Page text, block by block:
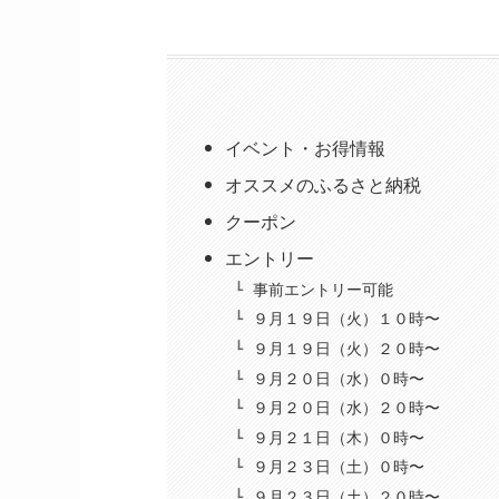
イベント・お得情報
オススメのふるさと納税
クーポン
エントリー
事前エントリー可能
９月１９日（火）１０時〜
９月１９日（火）２０時〜
９月２０日（水）０時〜
９月２０日（水）２０時〜
９月２１日（木）０時〜
９月２３日（土）０時〜